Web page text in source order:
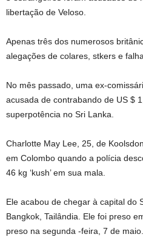
libertação de Veloso.
Apenas três dos numerosos
alegações de colares, stkers e
No mês passado, uma ex-
acusada de contrabando de US $
superpotência no Sri Lanka.
Charlotte May Lee, 25, de
em Colombo quando a polícia
46 kg ‘kush’ em sua mala.
Ele acabou de chegar à capital do
Bangkok, Tailândia. Ele foi preso
preso na segunda -feira, 7 de maio.